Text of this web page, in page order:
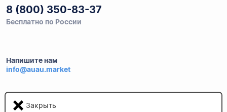
8 (800) 350-83-37
Бесплатно по России
Напишите нам
info@auau.market
236027, г.Калининград
ул.Калязинская 6, оф. 2
Закрыть